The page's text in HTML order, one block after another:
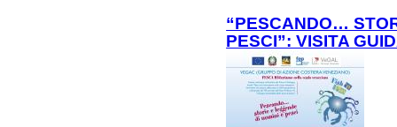
“PESCANDO…
PESCI”: VISITA